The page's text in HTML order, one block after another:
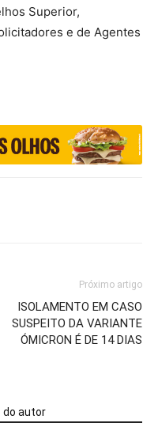
Superior,
e de Agentes
Próximo artigo
ISOLAMENTO EM CASO
SUSPEITO DA VARIANTE
ÓMICRON É DE 14 DIAS
do autor